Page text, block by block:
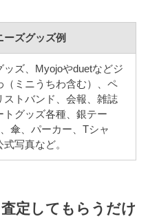
ズグッズ例
ズ、Myojoやduetなどジ
（ミニうちわ含む）、ペ
ストバンド、会報、雑誌
グッズ各種、銀テー
傘、パーカー、Tシャ
写真など。
定してもらうだけ